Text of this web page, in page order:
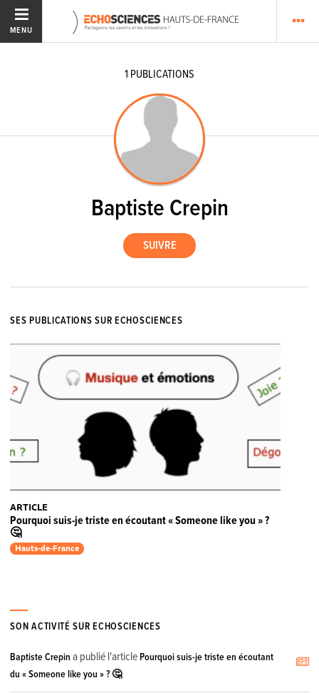
MENU
1 PUBLICATIONS
Baptiste Crepin
SES PUBLICATIONS SUR ECHOSCIENCES
ARTICLE
Pourquoi suis-je triste en écoutant « Someone like you » ?
🤔
Hauts-de-France
SON ACTIVITÉ SUR ECHOSCIENCES
Baptiste Crepin a publié l'articlePourquoi suis-je triste en écoutant
du « Someone like you » ? 🤔